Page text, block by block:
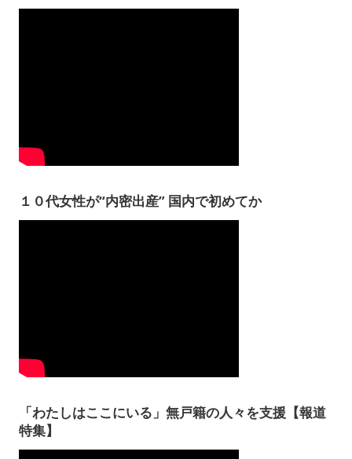
１０代女性が“内密出産” 国内で初めてか
「わたしはここにいる」無戸籍の人々を支援【報道
特集】